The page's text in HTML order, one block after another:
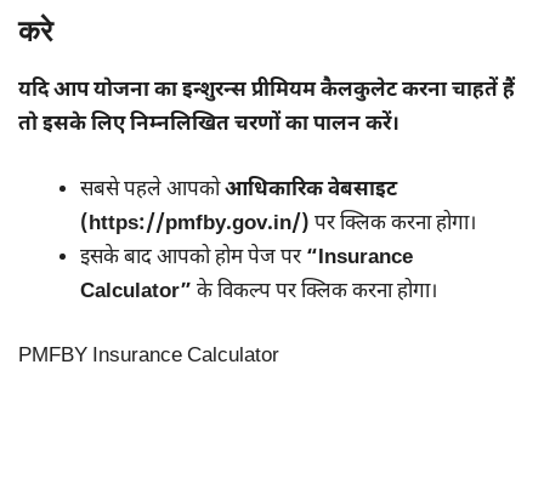
करे
यदि आप योजना का इन्शुरन्स प्रीमियम कैलकुलेट करना चाहतें हैं
तो इसके लिए निम्नलिखित चरणों का पालन करें।
सबसे पहले आपकोआधिकारिक वेबसाइट
(https://pmfby.gov.in/) पर क्लिक करना होगा।
इसके बाद आपको होम पेज पर“Insurance
Calculator” के विकल्प पर क्लिक करना होगा।
PMFBY Insurance Calculator